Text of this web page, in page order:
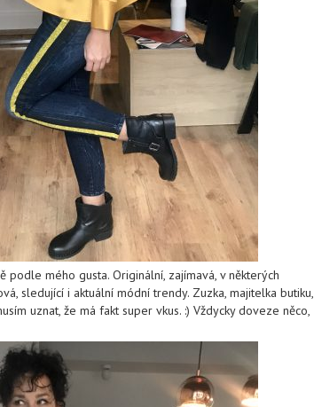
podle mého gusta. Originální, zajímavá, v některých
sledující i aktuální módní trendy. Zuzka, majitelka butiku,
uznat, že má fakt super vkus. :) Vždycky doveze něco,